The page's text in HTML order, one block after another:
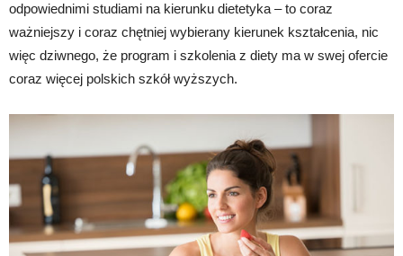
odpowiednimi studiami na kierunku dietetyka – to coraz
ważniejszy i coraz chętniej wybierany kierunek kształcenia, nic
więc dziwnego, że program i szkolenia z diety ma w swej ofercie
coraz więcej polskich szkół wyższych.